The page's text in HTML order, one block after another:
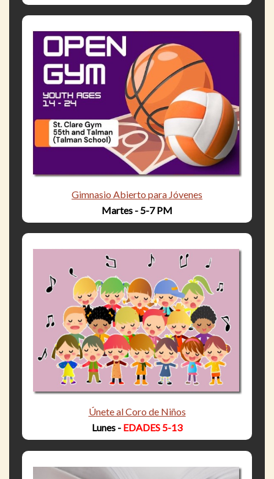
Gimnasio Abierto para Jóvenes
Martes - 5-7 PM
Únete al Coro de Niños
Lunes - EDADES 5-13